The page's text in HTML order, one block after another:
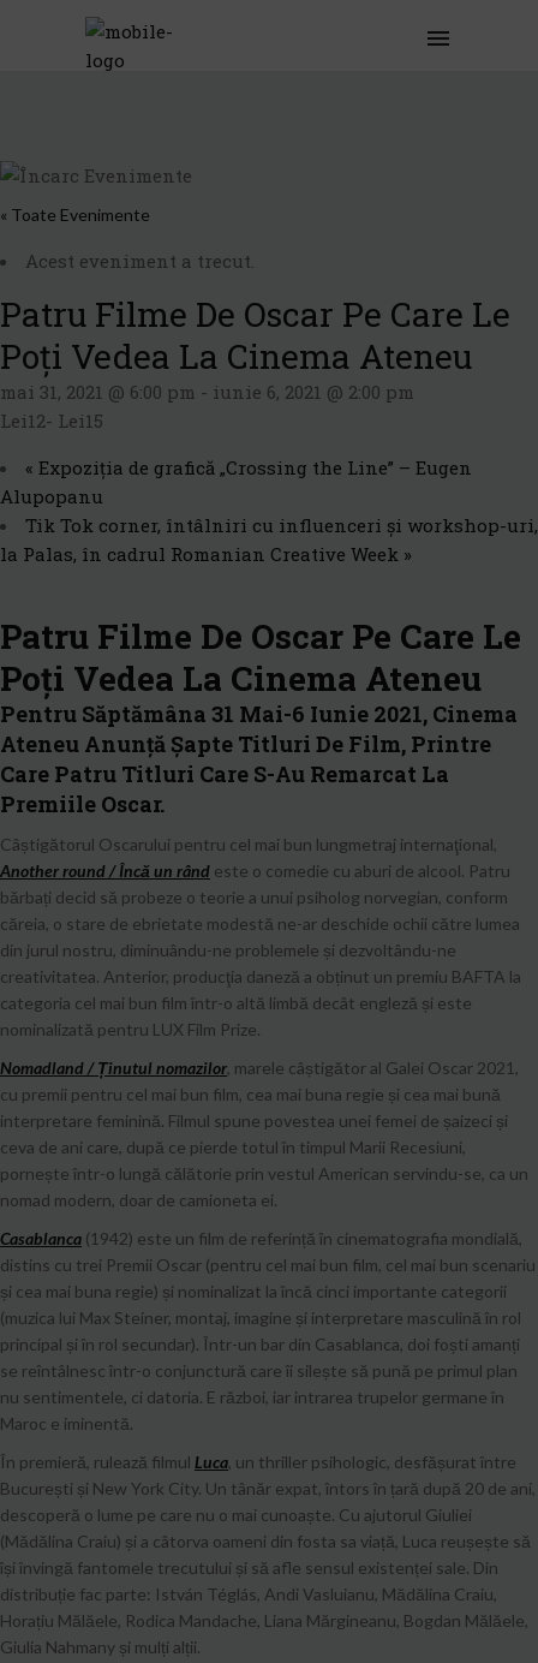
« Toate Evenimente
Acest eveniment a trecut.
Patru Filme De Oscar Pe Care Le
Poți Vedea La Cinema Ateneu
mai 31, 2021 @ 6:00 pm - iunie 6, 2021 @ 2:00 pm
Lei12- Lei15
« Expoziția de grafică „Crossing the Line” – Eugen
Alupopanu
Tik Tok corner, întâlniri cu influenceri și workshop-uri,
la Palas, în cadrul Romanian Creative Week »
Patru Filme De Oscar Pe Care Le
Poți Vedea La Cinema Ateneu
Pentru Săptămâna 31 Mai-6 Iunie 2021, Cinema
Ateneu Anunță Șapte Titluri De Film, Printre
Care Patru Titluri Care S-Au Remarcat La
Premiile Oscar.
Câștigătorul Oscarului pentru cel mai bun lungmetraj internaţional,
Another round / Încă un rând este o comedie cu aburi de alcool. Patru
bărbați decid să probeze o teorie a unui psiholog norvegian, conform
căreia, o stare de ebrietate modestă ne-ar deschide ochii către lumea
din jurul nostru, diminuându-ne problemele și dezvoltându-ne
creativitatea. Anterior, producţia daneză a obținut un premiu BAFTA la
categoria cel mai bun film într-o altă limbă decât engleză și este
nominalizată pentru LUX Film Prize.
Nomadland / Ținutul nomazilor, marele câștigător al Galei Oscar 2021,
cu premii pentru cel mai bun film, cea mai buna regie și cea mai bună
interpretare feminină. Filmul spune povestea unei femei de șaizeci și
ceva de ani care, după ce pierde totul în timpul Marii Recesiuni,
pornește într-o lungă călătorie prin vestul American servindu-se, ca un
nomad modern, doar de camioneta ei.
Casablanca (1942) este un film de referință în cinematografia mondială,
distins cu trei Premii Oscar (pentru cel mai bun film, cel mai bun scenariu
și cea mai buna regie) și nominalizat la încă cinci importante categorii
(muzica lui Max Steiner, montaj, imagine și interpretare masculină în rol
principal și în rol secundar). Într-un bar din Casablanca, doi foști amanți
se reîntâlnesc într-o conjunctură care îi silește să pună pe primul plan
nu sentimentele, ci datoria. E război, iar intrarea trupelor germane în
Maroc e iminentă.
În premieră, rulează filmul Luca, un thriller psihologic, desfășurat între
București și New York City. Un tânăr expat, întors în țară după 20 de ani,
descoperă o lume pe care nu o mai cunoaște. Cu ajutorul Giuliei
(Mădălina Craiu) și a câtorva oameni din fosta sa viață, Luca reușește să
își învingă fantomele trecutului și să afle sensul existenței sale. Din
distribuție fac parte: István Téglás, Andi Vasluianu, Mădălina Craiu,
Horațiu Mălăele, Rodica Mandache, Liana Mărgineanu, Bogdan Mălăele,
Giulia Nahmany și mulți alții.